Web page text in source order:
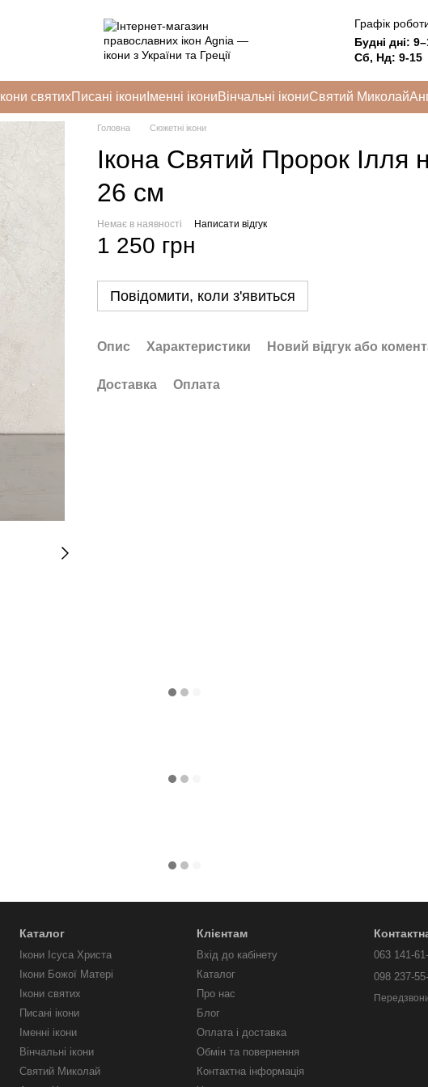
Графік
Будні дні:
Сб, Нд: 9-15
Ікони святихПисані ікони Іменні ікониВінчальні ікониСвятий Миколай
Головна Сюжетні ікони
Ікона Святий Пророк Ілля
26 см
Немає в наявності Написати відгук
1 250 грн
Повідомити, коли з'явиться
Опис Характеристики Новий відгук або
Доставка Оплата
Каталог
Ікони Ісуса Христа
Ікони Божої Матері
Ікони святих
Писані ікони
Іменні ікони
Вінчальні ікони
Святий Миколай
Клієнтам
Вхід до кабінету
Каталог
Про нас
Блог
Оплата і доставка
Обмін та повернення
Контактна інформація
063 141-
098 237-